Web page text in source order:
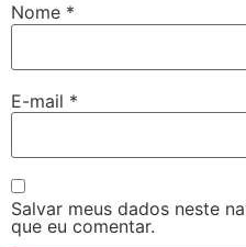
Nome *
E-mail *
Salvar meus dados neste
que eu comentar.